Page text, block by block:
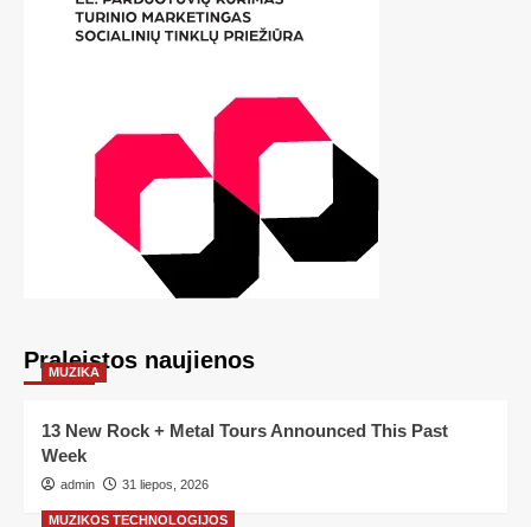
Praleistos naujienos
MUZIKA
13 New Rock + Metal Tours Announced This Past
Week
admin 31 liepos, 2026
MUZIKOS TECHNOLOGIJOS